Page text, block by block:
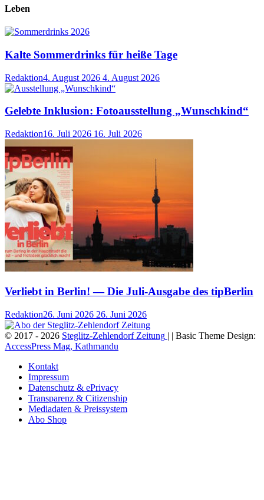
Leben
Kalte Sommerdrinks für heiße Tage
Redaktion4. August 2026 4. August 2026
Gelebte Inklusion: Fotoausstellung „Wunschkind“
Redaktion16. Juli 2026 16. Juli 2026
Verliebt in Berlin! — Die Juli-Ausgabe des tipBerlin
Redaktion26. Juni 2026 26. Juni 2026
© 2017 - 2026 Steglitz-Zehlendorf Zeitung | | Basic Theme Design:
AccessPress Mag, Kathmandu
Kontakt
Impressum
Datenschutz & ePrivacy
Transparenz & Citizenship
Mediadaten & Preissystem
Abo Shop